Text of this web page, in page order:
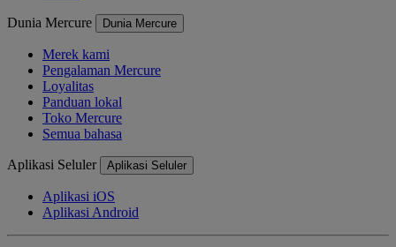
Dunia Mercure Dunia Mercure
Merek kami
Pengalaman Mercure
Loyalitas
Panduan lokal
Toko Mercure
Semua bahasa
Aplikasi Seluler Aplikasi Seluler
Aplikasi iOS
Aplikasi Android